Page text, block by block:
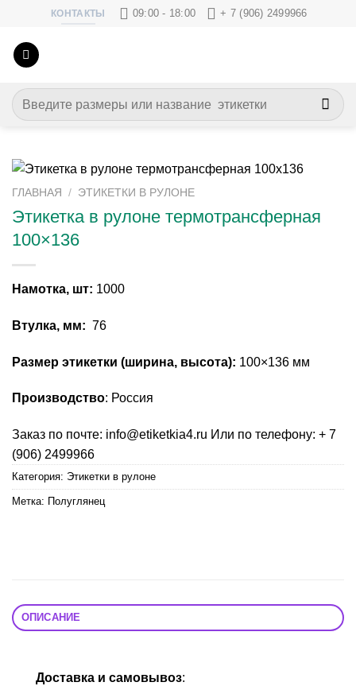
content
КОНТАКТЫ 09:00 - 18:00 + 7 (906) 2499966
Искать:
ГЛАВНАЯ / ЭТИКЕТКИ В РУЛОНЕ
Этикетка в рулоне термотрансферная
100×136
Намотка, шт: 1000
Втулка, мм: 76
Размер этикетки (ширина, высота): 100×136 мм
Производство: Россия
Заказ по почте: info@etiketkia4.ru Или по телефону: + 7
(906) 2499966
Категория: Этикетки в рулоне
Метка: Полуглянец
ОПИСАНИЕ
Доставка и самовывоз: